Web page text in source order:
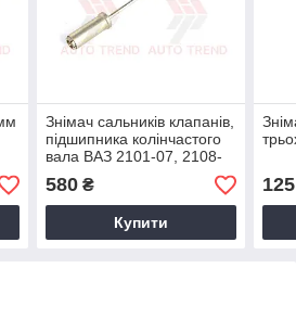
Знімач сальників клапанів,
підшипника колінчастого
вала ВАЗ 2101-07, 2108-
99
580₴
Купити
125